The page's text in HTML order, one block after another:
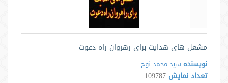
مشعل های هدایت برای رهروان راه دعوت
نویسنده سید محمد نوح
تعداد نمایش 109787